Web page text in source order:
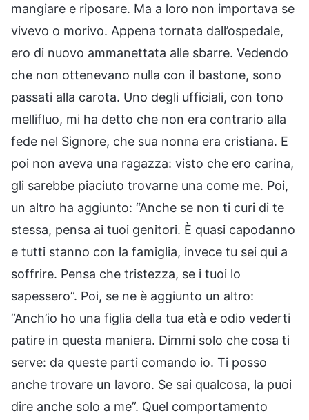
mangiare e riposare. Ma a loro non importava se
vivevo o morivo. Appena tornata dall’ospedale,
ero di nuovo ammanettata alle sbarre. Vedendo
che non ottenevano nulla con il bastone, sono
passati alla carota. Uno degli ufficiali, con tono
mellifluo, mi ha detto che non era contrario alla
fede nel Signore, che sua nonna era cristiana. E
poi non aveva una ragazza: visto che ero carina,
gli sarebbe piaciuto trovarne una come me. Poi,
un altro ha aggiunto: “Anche se non ti curi di te
stessa, pensa ai tuoi genitori. È quasi capodanno
e tutti stanno con la famiglia, invece tu sei qui a
soffrire. Pensa che tristezza, se i tuoi lo
sapessero”. Poi, se ne è aggiunto un altro:
“Anch’io ho una figlia della tua età e odio vederti
patire in questa maniera. Dimmi solo che cosa ti
serve: da queste parti comando io. Ti posso
anche trovare un lavoro. Se sai qualcosa, la puoi
dire anche solo a me”. Quel comportamento